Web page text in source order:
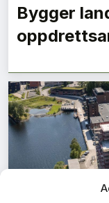
Bygger